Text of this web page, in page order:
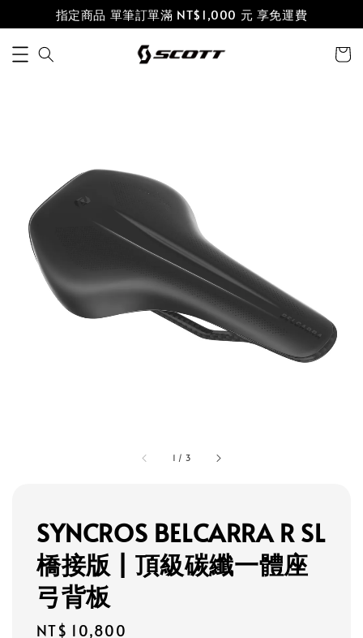
指定商品 單筆訂單滿 NT$1,000 元 享免運費
1 / 3
SYNCROS BELCARRA R SL
橋接版 | 頂級碳纖一體座
弓背板
Regular
NT$ 10,800